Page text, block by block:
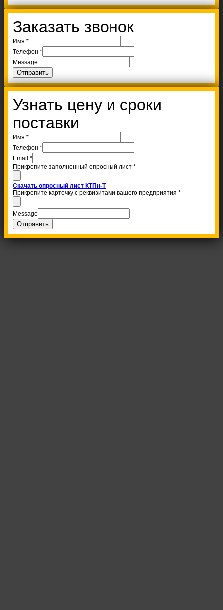
Заказать звонок
Имя *
Телефон *
Message
Отправить
Узнать цену и сроки
поставки
Имя *
Телефон *
Email *
Прикрепите заполненный опросный лист *
Скачать опросный лист КТПн-Т
Прикрепите карточку с реквизитами вашего предприятия *
Message
Отправить